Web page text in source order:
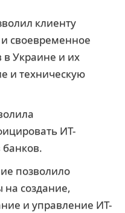
клиенту
своевременное
Украине и их
и техническую
ИТ-
банков.
позволило
на создание,
и управление ИТ-